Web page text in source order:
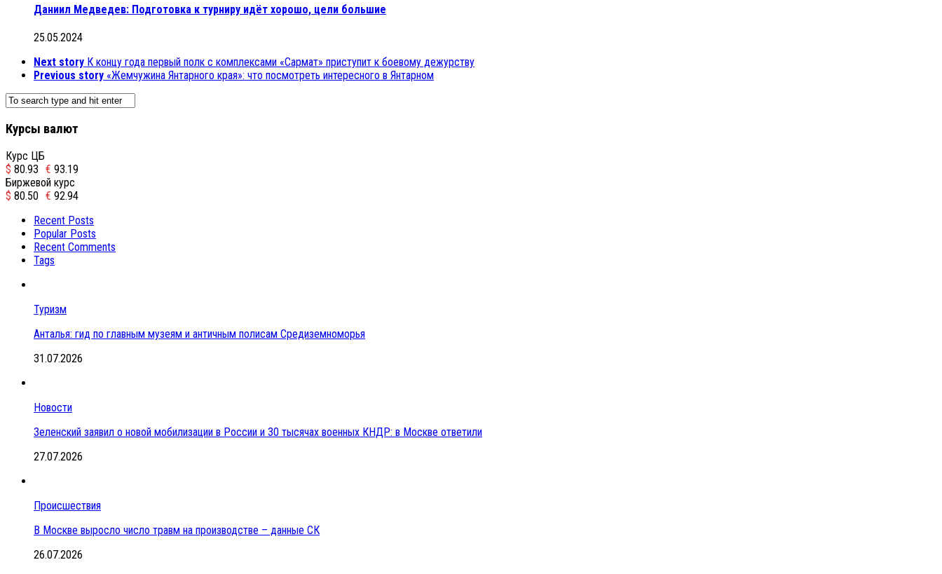
Даниил Медведев: Подготовка к турниру идёт хорошо, цели большие
25.05.2024
Next story К концу года первый полк с комплексами «Сармат» приступит к боевому дежурству
Previous story «Жемчужина Янтарного края»: что посмотреть интересного в Янтарном
Курсы валют
Курс ЦБ
$ 80.93 € 93.19
Биржевой курс
$ 80.50 € 92.94
Recent Posts
Popular Posts
Recent Comments
Tags
Туризм
Анталья: гид по главным музеям и античным полисам Средиземноморья
31.07.2026
Новости
Зеленский заявил о новой мобилизации в России и 30 тысячах военных КНДР: в Москве ответили
27.07.2026
Происшествия
В Москве выросло число травм на производстве – данные СК
26.07.2026